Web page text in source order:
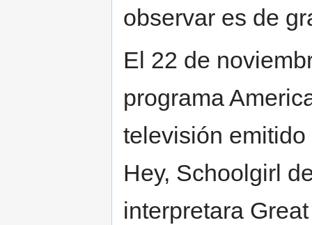
observar es de
El 22 de
programa
televisión
Hey, Schoolgirl
interpretara